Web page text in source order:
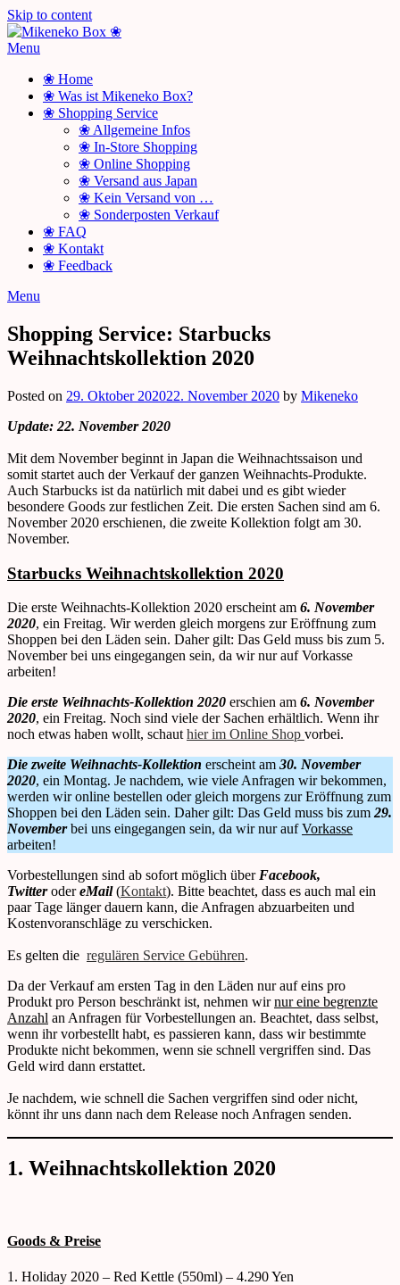
Skip to content
Menu
❀ Home
❀ Was ist Mikeneko Box?
❀ Shopping Service
❀ Allgemeine Infos
❀ In-Store Shopping
❀ Online Shopping
❀ Versand aus Japan
❀ Kein Versand von …
❀ Sonderposten Verkauf
❀ FAQ
❀ Kontakt
❀ Feedback
Menu
Shopping Service: Starbucks
Weihnachtskollektion 2020
Posted on 29. Oktober 202022. November 2020 by Mikeneko
Update: 22. November 2020
Mit dem November beginnt in Japan die Weihnachtssaison und
somit startet auch der Verkauf der ganzen Weihnachts-Produkte.
Auch Starbucks ist da natürlich mit dabei und es gibt wieder
besondere Goods zur festlichen Zeit. Die ersten Sachen sind am 6.
November 2020 erschienen, die zweite Kollektion folgt am 30.
November.
Starbucks Weihnachtskollektion 2020
Die erste Weihnachts-Kollektion 2020 erscheint am 6. November
2020, ein Freitag. Wir werden gleich morgens zur Eröffnung zum
Shoppen bei den Läden sein. Daher gilt: Das Geld muss bis zum 5.
November bei uns eingegangen sein, da wir nur auf Vorkasse
arbeiten!
Die erste Weihnachts-Kollektion 2020 erschien am 6. November
2020, ein Freitag. Noch sind viele der Sachen erhältlich. Wenn ihr
noch etwas haben wollt, schaut hier im Online Shop vorbei.
Die zweite Weihnachts-Kollektion erscheint am 30. November
2020, ein Montag. Je nachdem, wie viele Anfragen wir bekommen,
werden wir online bestellen oder gleich morgens zur Eröffnung zum
Shoppen bei den Läden sein. Daher gilt: Das Geld muss bis zum 29.
Novemberbei uns eingegangen sein, da wir nur aufVorkasse
arbeiten!
Vorbestellungen sind ab sofort möglich über Facebook,
TwitterodereMail(Kontakt). Bitte beachtet, dass es auch mal ein
paar Tage länger dauern kann, die Anfragen abzuarbeiten und
Kostenvoranschläge zu verschicken.
Es gelten die regulären Service Gebühren.
Da der Verkauf am ersten Tag in den Läden nur auf eins pro
Produkt pro Person beschränkt ist, nehmen wirnur eine begrenzte
Anzahl an Anfragen für Vorbestellungen an. Beachtet, dass selbst,
wenn ihr vorbestellt habt, es passieren kann, dass wir bestimmte
Produkte nicht bekommen, wenn sie schnell vergriffen sind. Das
Geld wird dann erstattet.
Je nachdem, wie schnell die Sachen vergriffen sind oder nicht,
könnt ihr uns dann nach dem Release noch Anfragen senden.
1. Weihnachtskollektion 2020
Goods & Preise
1. Holiday 2020 – Red Kettle (550ml) – 4.290 Yen